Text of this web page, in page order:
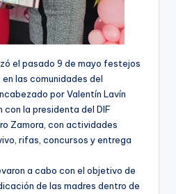
el pasado 9 de mayo festejos
las comunidades del
por Valentín Lavín
con la presidenta del DIF
Zamora, con actividades
rifas, concursos y entrega
a cabo con el objetivo de
de las madres dentro de